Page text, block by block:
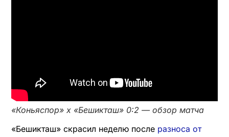
«Коньяспор» х «Бешикташ» 0:2 — обзор матча
«Бешикташ» скрасил неделю после разноса от